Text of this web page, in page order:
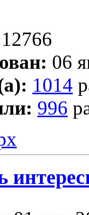
12766
06
1014
996